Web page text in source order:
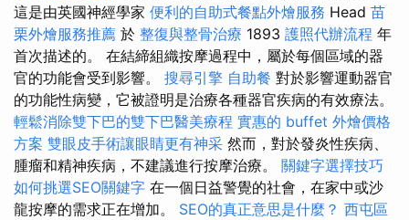
這是由英國神經學家 便利的自助式餐點外燴服務 Head 苗
栗外燴服務推薦 於 整復與整骨治療 1893 護照代辦流程 年
首次描述的。 在結締組織按摩過程中，屬於每個區域的器
官的功能會受到影響。 搜尋引擎 自助餐 對於影響運動器官
的功能性病變，它被證明是治療各種器官疾病的有效療法。
輕鬆消除雙下巴的雙下巴醫美療程 實惠的 buffet 外燴價格
方案 雙眼皮手術讓眼睛更有神采 然而，對於發炎性疾病、
腫瘤和精神疾病，不建議進行按摩治療。 關鍵字選擇技巧
如何挑選SEO關鍵字 在一個日益警覺的社會，在家中或沙
龍按摩的需求正在增加。 SEO的真正意思是什麼？ 西屯區